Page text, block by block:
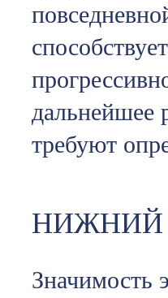
дальнейшее
требуют
НИЖНИЙ
Значимость